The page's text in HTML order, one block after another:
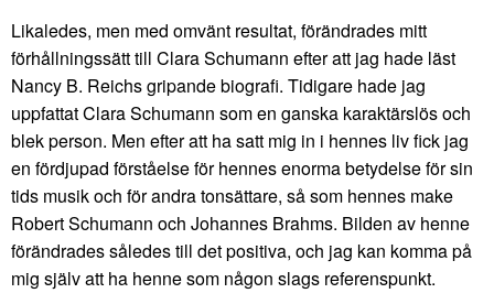
Likaledes, men med omvänt resultat, förändrades mitt
förhållningssätt till Clara Schumann efter att jag hade läst
Nancy B. Reichs gripande biografi. Tidigare hade jag
uppfattat Clara Schumann som en ganska karaktärslös och
blek person. Men efter att ha satt mig in i hennes liv fick jag
en fördjupad förståelse för hennes enorma betydelse för sin
tids musik och för andra tonsättare, så som hennes make
Robert Schumann och Johannes Brahms. Bilden av henne
förändrades således till det positiva, och jag kan komma på
mig själv att ha henne som någon slags referenspunkt.